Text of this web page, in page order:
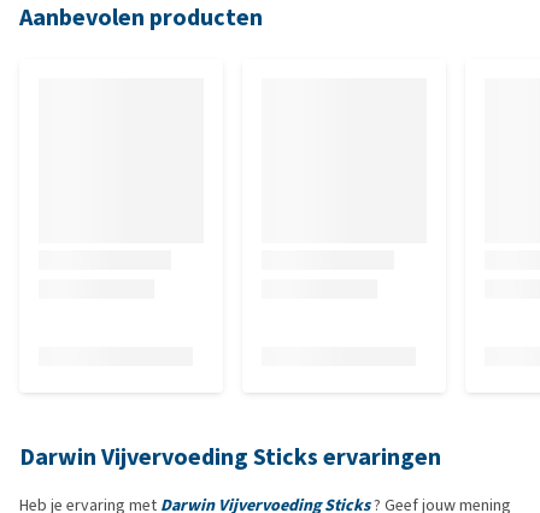
Aanbevolen producten
Darwin Vijvervoeding Sticks ervaringen
Heb je ervaring met Darwin Vijvervoeding Sticks? Geef jouw mening